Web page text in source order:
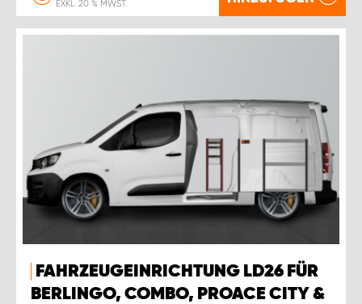
EXKL. 20 % MWST.
FAHRZEUGEINRICHTUNG LD26 FÜR
BERLINGO, COMBO, PROACE CITY &